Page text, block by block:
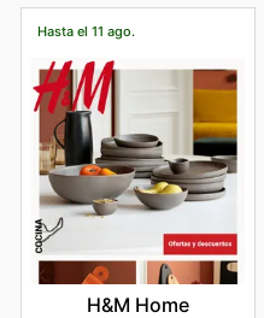
Hasta el 11 ago.
H&M Home